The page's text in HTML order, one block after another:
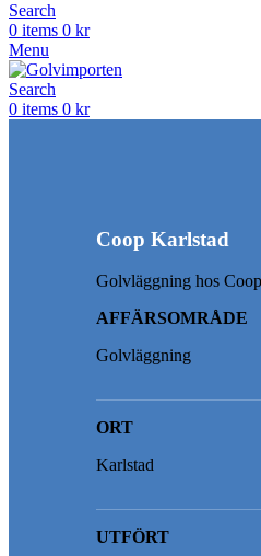
Search
0 items 0 kr
Menu
Search
0 items 0 kr
Coop Karlstad
Golvläggning hos
AFFÄRSOMRÅDE
Golvläggning
ORT
Karlstad
UTFÖRT